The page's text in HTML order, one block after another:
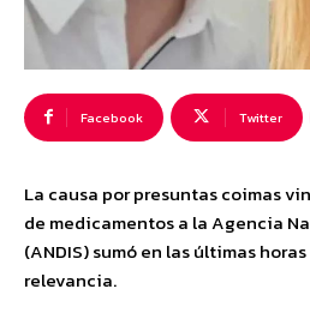
Facebook Twitter
La causa por presuntas coimas
de medicamentos a la Agencia
(ANDIS) sumó en las últimas
relevancia.